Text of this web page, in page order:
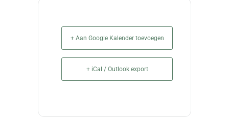
+ Aan Google Kalender toevoegen
+ iCal / Outlook export